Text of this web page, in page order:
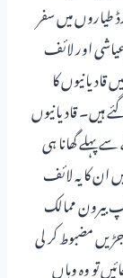
طیاروں میں سفر
اور لائف
قادیانیوں کا
قادیانیوں
پہلے گھانا ہی
ان کا یہ لائف
بیرون ممالک
مضبوط کر لی
تو وہ وہاں